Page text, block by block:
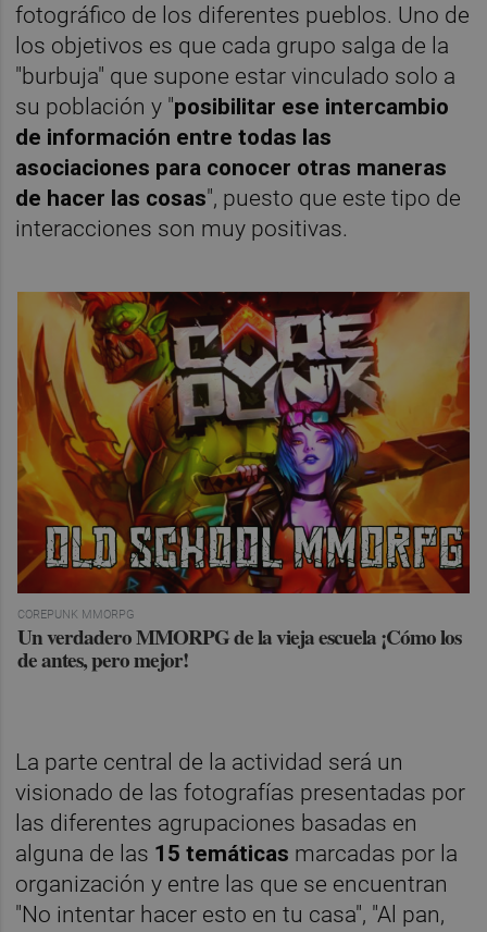
fotográfico de los diferentes pueblos. Uno de
los objetivos es que cada grupo salga de la
"burbuja" que supone estar vinculado solo a
su población y "posibilitar ese intercambio
de información entre todas las
asociaciones para conocer otras maneras
de hacer las cosas", puesto que este tipo de
interacciones son muy positivas.
COREPUNK MMORPG
Un verdadero MMORPG de la vieja escuela ¡Cómo los
de antes, pero mejor!
La parte central de la actividad será un
visionado de las fotografías presentadas por
las diferentes agrupaciones basadas en
alguna de las 15 temáticas marcadas por la
organización y entre las que se encuentran
"No intentar hacer esto en tu casa", "Al pan,